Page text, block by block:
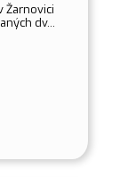
Žarnovici
dv...